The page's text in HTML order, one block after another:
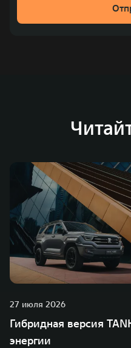
место по объёмам
зарубежных – в России,
27 июля 2026
Гибридная версия
энергии